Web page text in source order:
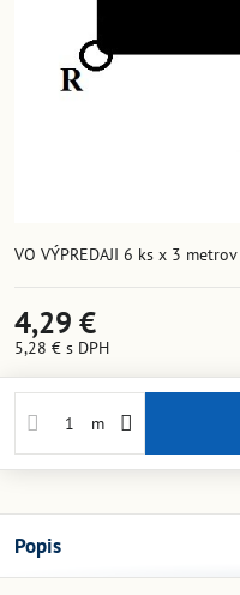
VO VÝPREDAJI 6 ks x 3 metrov
4,29 €
5,28 € s DPH
m
Popis